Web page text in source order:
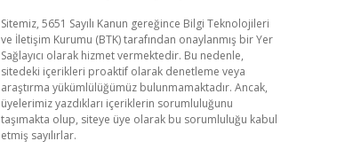
Sitemiz, 5651 Sayılı Kanun gereğince Bilgi Teknolojileri
ve İletişim Kurumu (BTK) tarafından onaylanmış bir Yer
Sağlayıcı olarak hizmet vermektedir. Bu nedenle,
sitedeki içerikleri proaktif olarak denetleme veya
araştırma yükümlülüğümüz bulunmamaktadır. Ancak,
üyelerimiz yazdıkları içeriklerin sorumluluğunu
taşımakta olup, siteye üye olarak bu sorumluluğu kabul
etmiş sayılırlar.